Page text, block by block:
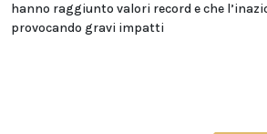
hanno raggiunto valori record e che
provocando gravi impatti